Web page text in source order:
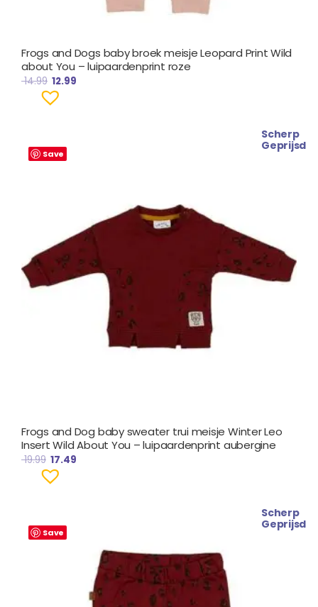
Frogs and Dogs baby broek meisje Leopard Print Wild
about You – luipaardenprint roze
14.99 12.99
Save
Scherp
Geprijsd
Frogs and Dog baby sweater trui meisje Winter Leo
Insert Wild About You – luipaardenprint aubergine
19.99
prijs
was:
17.49
Save
Scherp
Geprijsd
prijs
was:
€ 12.99.